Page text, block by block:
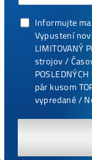
ebook online